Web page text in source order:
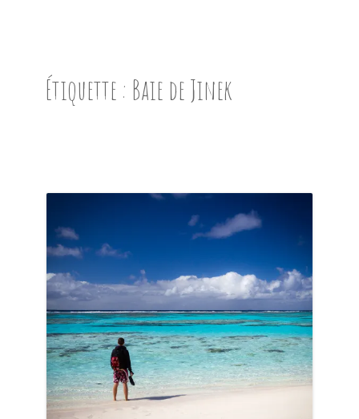
PRÉSENTATION
NOS BONNES ADRESSES
Étiquette : Baie de Jinek